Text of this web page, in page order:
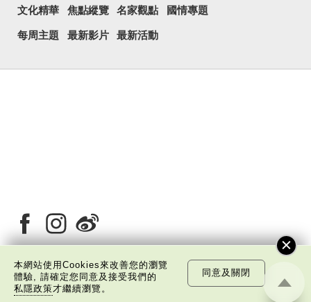
文化精華 焦點縱覽 名家觀點 國情專題
每周主題 最新影片 最新活動
關於我們 版權告示 私隱政策聲明 免責聲明
本網站使用Cookies來改善您的瀏覽
體驗, 請確定您同意及接受我們的
私隱政策才繼續瀏覽。
同意及關閉